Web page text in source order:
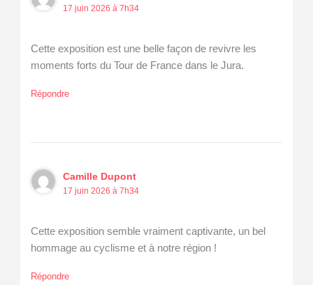
17 juin 2026 à 7h34
Cette exposition est une belle façon de revivre les
moments forts du Tour de France dans le Jura.
Répondre
Camille Dupont
17 juin 2026 à 7h34
Cette exposition semble vraiment captivante, un bel
hommage au cyclisme et à notre région !
Répondre